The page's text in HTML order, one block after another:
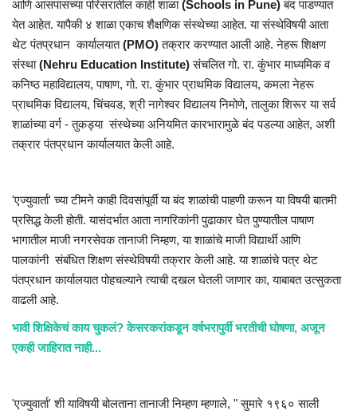
आणि आसपासच्या परिसरातील काही शाळा(Schools in Pune)बंद पाडण्यात
येत आहेत. यापैकी ४ शाळा एकाच शैक्षणिक संस्थेच्या आहेत. या संस्थेविषयी आता
थेट पंतप्रधान कार्यालयात(PMO)तक्रार करण्यात आली आहे. नेहरू शिक्षण
संस्था(Nehru Education Institute)संचलित गो. रा. कुंभार माध्यमिक व
कनिष्ठ महाविद्यालय, पाषाण, गो. रा. कुंभार प्राथमिक विद्यालय, कमला नेहरू
प्राथमिक विद्यालय, चिंचवड, श्री नागेश्वर विद्यालय निमोणे, तालुका शिरूर या सर्व
शाळांच्या वर्ग - तुकड्या संस्थेच्या अनियमित कारभारामुळे बंद पडल्या आहेत, अशी
तक्रार पंतप्रधान कार्यालयात केली आहे.
'एज्युवार्ता' च्या टीमने काही दिवसांपूर्वी या बंद शाळांची पाहणी करून या विषयी बातमी
प्रसिद्ध केली होती. यासंदर्भात आता नागरिकांनी पुढाकार घेत पुण्यातील पाषाण
भागातील माजी नगरसेवक तानाजी निम्हण, या शाळांचे माजी विद्यार्थी आणि
पालकांनी संबंधित शिक्षण संस्थेविषयी तक्रार केली आहे. या शाळांचे पत्र थेट
पंतप्रधान कार्यालयात पोहचल्याने त्याची दखल घेतली जाणार का, याबाबत उत्सुकता
वाढली आहे.
भावी शिक्षिकेचं काय चुकलं? केसरकरांकडून वर्षभरापुर्वी भरतीची घोषणा, अजून
एकही जाहिरात नाही...
'एज्युवार्ता' शी याविषयी बोलताना तानाजी निम्हण म्हणाले, " सुमारे १९६० साली